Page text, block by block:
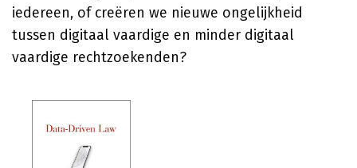
iedereen, of creëren we nieuwe ongelijkheid
tussen digitaal vaardige en minder digitaal
vaardige rechtzoekenden?